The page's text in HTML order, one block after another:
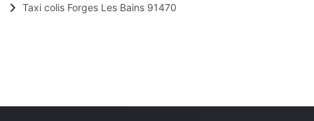
Taxi colis Forges Les Bains 91470